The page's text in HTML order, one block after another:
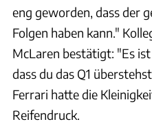
eng geworden, dass der
Folgen haben kann."
McLaren bestätigt: "Es
dass du das Q1
Ferrari hatte die
Reifendruck.